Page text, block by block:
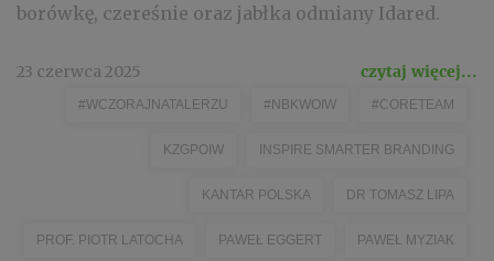
borówkę, czereśnie oraz jabłka odmiany Idared.
23 czerwca 2025 czytaj więcej...
#WCZORAJNATALERZU #NBKWOIW #CORETEAM
KZGPOIW INSPIRE SMARTER BRANDING
KANTAR POLSKA DR TOMASZ LIPA
PROF. PIOTR LATOCHA PAWEŁ EGGERT PAWEŁ MYZIAK